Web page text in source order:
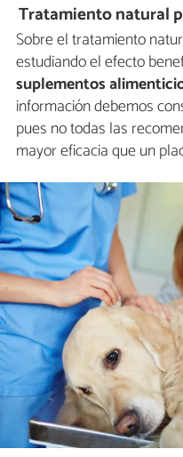
Tratamiento natural
Sobre el tratamiento
estudiando el efecto
suplementos
información debemos
pues no todas las
mayor eficacia que un